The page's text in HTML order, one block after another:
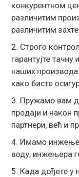
конкурентном
различитим
различитим
2. Строго
гарантујте тачну
наших
како бисте
3. Пружамо вам
продаји и након
партнери, већ и
4. Имамо
воду, инжењера
5. Када дођете у